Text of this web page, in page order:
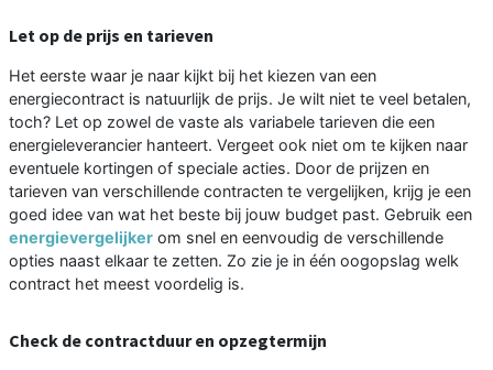
Let op de prijs en tarieven
Het eerste waar je naar kijkt bij het kiezen van een
energiecontract is natuurlijk de prijs. Je wilt niet te veel betalen,
toch? Let op zowel de vaste als variabele tarieven die een
energieleverancier hanteert. Vergeet ook niet om te kijken naar
eventuele kortingen of speciale acties. Door de prijzen en
tarieven van verschillende contracten te vergelijken, krijg je een
goed idee van wat het beste bij jouw budget past. Gebruik een
energievergelijker om snel en eenvoudig de verschillende
opties naast elkaar te zetten. Zo zie je in één oogopslag welk
contract het meest voordelig is.
Check de contractduur en opzegtermijn